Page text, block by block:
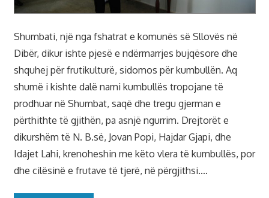
Shumbati, një nga fshatrat e komunës së Sllovës në
Dibër, dikur ishte pjesë e ndërmarrjes bujqësore dhe
shquhej për frutikulturë, sidomos për kumbullën. Aq
shumë i kishte dalë nami kumbullës tropojane të
prodhuar në Shumbat, saqë dhe tregu gjerman e
përthithte të gjithën, pa asnjë ngurrim. Drejtorët e
dikurshëm të N. B.së, Jovan Popi, Hajdar Gjapi, dhe
Idajet Lahi, krenoheshin me këto vlera të kumbullës, por
dhe cilësinë e frutave të tjerë, në përgjithsi.…